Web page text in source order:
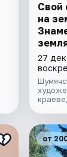
Свой
на
27
от